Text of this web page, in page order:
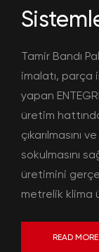
Tamir Bandı
imalatı, parça
yapan
üretim
sokulmasını
üretimini
metrelik klima
READ MORE